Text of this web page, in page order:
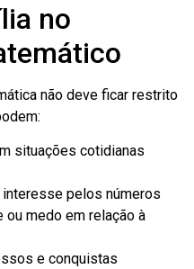
no
não deve ficar restrito
situações cotidianas
pelos números
ou medo em relação à
e conquistas